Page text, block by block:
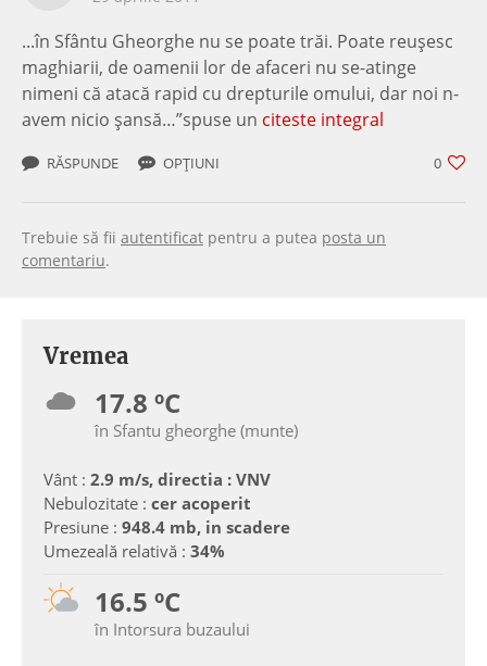
...în Sfântu Gheorghe nu se poate trăi. Poate reuşesc
maghiarii, de oamenii lor de afaceri nu se-atinge
nimeni că atacă rapid cu drepturile omului, dar noi n-
avem nicio şansă…”spuse un citeste integral
0
RĂSPUNDE OPȚIUNI
Trebuie să fii autentificat pentru a putea posta un
comentariu.
Vremea
17.8 ºC
în Sfantu gheorghe (munte)
Vânt : 2.9 m/s, directia : VNV
Nebulozitate : cer acoperit
Presiune : 948.4 mb, in scadere
Umezeală relativă : 34%
16.5 ºC
în Intorsura buzaului